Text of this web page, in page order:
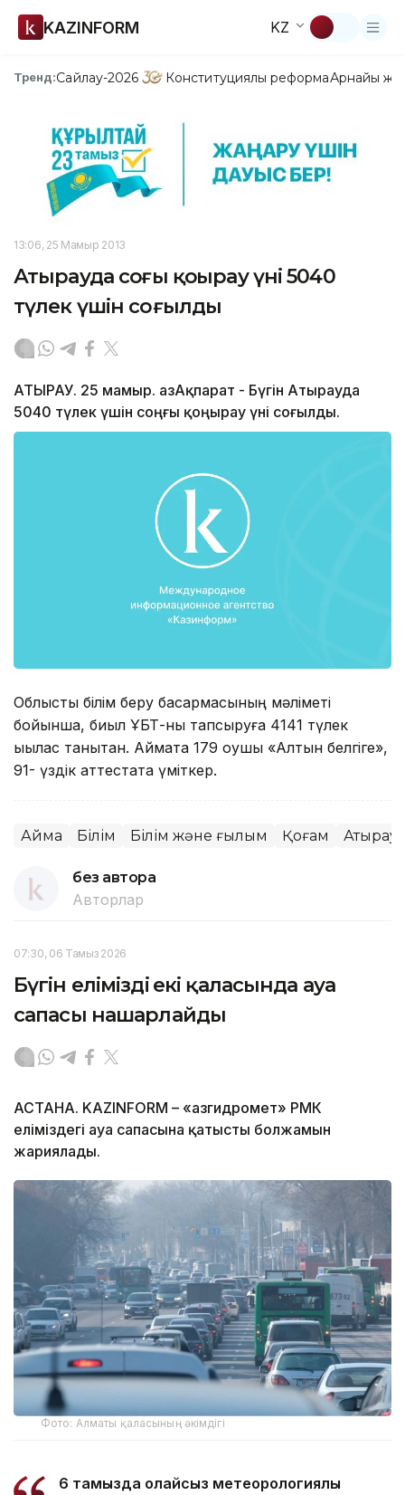
KAZINFORM KZ
Тренд:Сайлау-2026 Конституциялық реформаАрнайы
13:06, 25 Мамыр 2013
Атырауда соңғы қоңырау үні 5040
түлек үшін соғылды
АТЫРАУ. 25 мамыр. ҚазАқпарат - Бүгін Атырауда
5040 түлек үшін соңғы қоңырау үні соғылды.
Облыстық білім беру басқармасының мәліметі
бойынша, биыл ҰБТ-ны тапсыруға 4141 түлек
ықылас танытқан. Аймақта 179 оқушы «Алтын белгіге»,
91- үздік аттестатқа үміткер.
Аймақ Білім Білім және ғылым Қоғам Атырау
без автора
Авторлар
07:30, 06 Тамыз 2026
Бүгін еліміздің екі қаласында ауа
сапасы нашарлайды
АСТАНА. KAZINFORM – «Қазгидромет» РМК
еліміздегі ауа сапасына қатысты болжамын
жариялады.
Фото: Алматы қаласының әкімдігі
6 тамызда қолайсыз метеорологиялық